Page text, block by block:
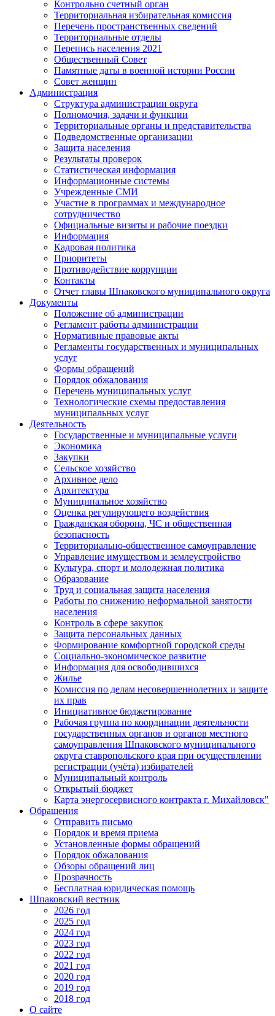
Контрольно счетный орган
Территориальная избирательная комиссия
Перечень пространственных сведений
Территориальные отделы
Перепись населения 2021
Общественный Совет
Памятные даты в военной истории России
Совет женщин
Администрация
Структура администрации округа
Полномочия, задачи и функции
Территориальные органы и представительства
Подведомственные организации
Защита населения
Результаты проверок
Статистическая информация
Информационные системы
Учрежденные СМИ
Участие в программах и международное
сотрудничество
Официальные визиты и рабочие поездки
Информация
Кадровая политика
Приоритеты
Противодействие коррупции
Контакты
Отчет главы Шпаковского муниципального округа
Документы
Положение об администрации
Регламент работы администрации
Нормативные правовые акты
Регламенты государственных и муниципальных
услуг
Формы обращений
Порядок обжалования
Перечень муниципальных услуг
Технологические схемы предоставления
муниципальных услуг
Деятельность
Государственные и муниципальные услуги
Экономика
Закупки
Сельское хозяйство
Архивное дело
Архитектура
Муниципальное хозяйство
Оценка регулирующего воздействия
Гражданская оборона, ЧС и общественная
безопасность
Территориально-общественное самоуправление
Управление имуществом и землеустройство
Культура, спорт и молодежная политика
Образование
Труд и социальная защита населения
Работы по снижению неформальной занятости
населения
Контроль в сфере закупок
Защита персональных данных
Формирование комфортной городской среды
Социально-экономическое развитие
Информация для освободившихся
Жилье
Комиссия по делам несовершеннолетних и защите
их прав
Инициативное бюджетирование
Рабочая группа по координации деятельности
государственных органов и органов местного
самоуправления Шпаковского муниципального
округа ставропольского края при осуществлении
регистрации (учёта) избирателей
Муниципальный контроль
Открытый бюджет
Карта энергосервисного контракта г. Михайловск"
Обращения
Отправить письмо
Порядок и время приема
Установленные формы обращений
Порядок обжалования
Обзоры обращений лиц
Прозрачность
Бесплатная юридическая помощь
Шпаковский вестник
2026 год
2025 год
2024 год
2023 год
2022 год
2021 год
2020 год
2019 год
2018 год
О сайте